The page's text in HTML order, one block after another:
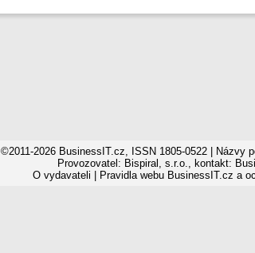
©2011-2026 BusinessIT.cz, ISSN 1805-0522 | Názvy
Provozovatel: Bispiral, s.r.o., kontakt:
O vydavateli
Pravidla webu BusinessIT.cz a